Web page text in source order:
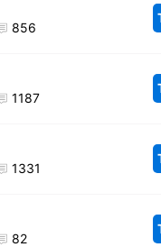
856
1187
1331
82